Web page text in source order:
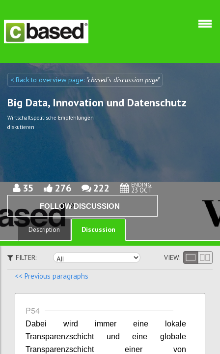
Discuto
Discuto
< Back to overview page: "cbased´s discussion page"
Big Data, Innovation und Datenschutz
Wirtschaftspolitische Empfehlungen
diskutieren
35 276 222 ENDING
23 OCT
FOLLOW DISCUSSION
Description Discussion
FILTER: VIEW:
<< Previous paragraphs
P54
Dabei wird immer eine lokale
Transparenzschicht und eine globale
Transparenzschicht einer von